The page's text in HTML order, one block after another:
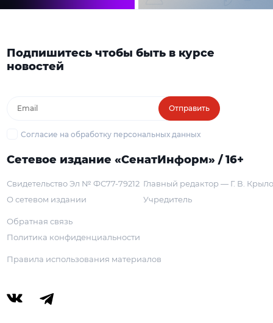
Подпишитесь чтобы быть в курсе
новостей
Отправить
Согласие на обработку персональных данных
Сетевое издание «СенатИнформ» / 16+
Свидетельство Эл № ФС77-79212
О сетевом издании
Главный редактор — Г. В.
Учредитель
Обратная связь
Политика конфиденциальности
Правила использования материалов